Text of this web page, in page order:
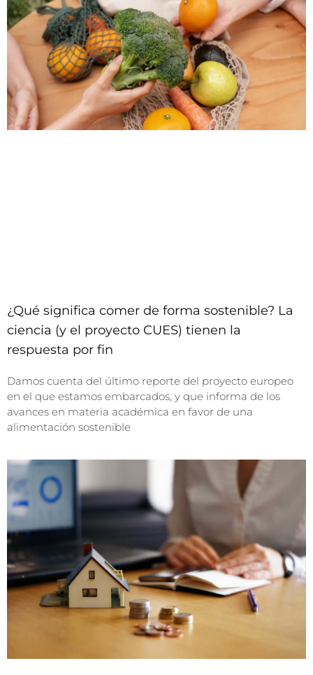
¿Qué significa comer de forma sostenible? La
ciencia (y el proyecto CUES) tienen la
respuesta por fin
Damos cuenta del último reporte del proyecto europeo
en el que estamos embarcados, y que informa de los
avances en materia académica en favor de una
alimentación sostenible